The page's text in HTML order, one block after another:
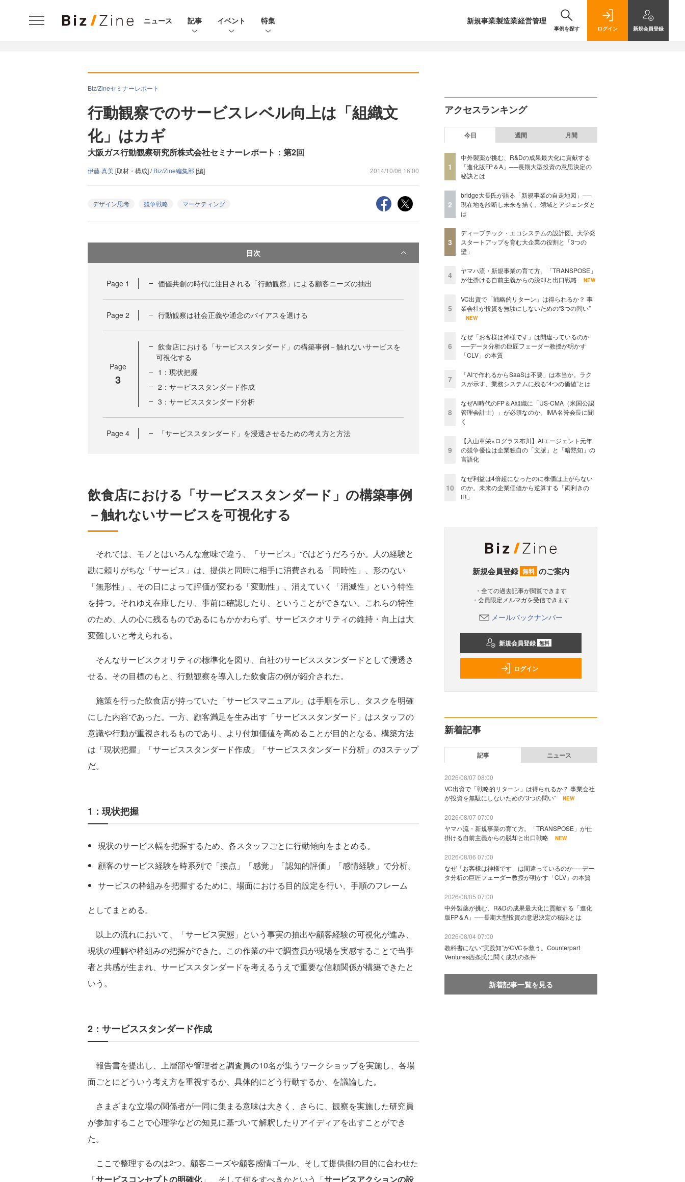
ニュース 記事 イベント 特集 新規事業製造業経営管理
事例を探す ログイン 新規会員登録
Biz/Zineセミナーレポート
行動観察でのサービスレベル向上は「組織文
化」はカギ
大阪ガス行動観察研究所株式会社セミナーレポート：第2回
伊藤 真美[取材・構成] /Biz/Zine編集部[編] 2014/10/06 16:00
デザイン思考 競争戦略 マーケティング
目次
Page 1 価値共創の時代に注目される「行動観察」による顧客ニーズの抽出
Page 2 行動観察は社会正義や通念のバイアスを退ける
Page
3
飲食店における「サービススタンダード」の構築事例－触れないサービスを
可視化する
1：現状把握
2：サービススタンダード作成
3：サービススタンダード分析
Page 4 「サービススタンダード」を浸透させるための考え方と方法
飲食店における「サービススタンダード」の構築事例
－触れないサービスを可視化する
それでは、モノとはいろんな意味で違う、「サービス」ではどうだろうか。人の経験と
勘に頼りがちな「サービス」は、提供と同時に相手に消費される「同時性」、形のない
「無形性」、その日によって評価が変わる「変動性」、消えていく「消滅性」という特性
を持つ。それゆえ在庫したり、事前に確認したり、ということができない。これらの特性
のため、人の心に残るものであるにもかかわらず、サービスクオリティの維持・向上は大
変難しいと考えられる。
そんなサービスクオリティの標準化を図り、自社のサービススタンダードとして浸透さ
せる。その目標のもと、行動観察を導入した飲食店の例が紹介された。
施策を行った飲食店が持っていた「サービスマニュアル」は手順を示し、タスクを明確
にした内容であった。一方、顧客満足を生み出す「サービススタンダード」はスタッフの
意識や行動が重視されるものであり、より付加価値を高めることが目的となる。構築方法
は「現状把握」「サービススタンダード作成」「サービススタンダード分析」の3ステップ
だ。
1：現状把握
現状のサービス幅を把握するため、各スタッフごとに行動傾向をまとめる。
顧客のサービス経験を時系列で「接点」「感覚」「認知的評価」「感情経験」で分析。
サービスの枠組みを把握するために、場面における目的設定を行い、手順のフレーム
としてまとめる。
以上の流れにおいて、「サービス実態」という事実の抽出や顧客経験の可視化が進み、
現状の理解や枠組みの把握ができた。この作業の中で調査員が現場を実感することで当事
者と共感が生まれ、サービススタンダードを考えるうえで重要な信頼関係が構築できたと
いう。
2：サービススタンダード作成
報告書を提出し、上層部や管理者と調査員の10名が集うワークショップを実施し、各場
面ごとにどういう考え方を重視するか、具体的にどう行動するか、を議論した。
さまざまな立場の関係者が一同に集まる意味は大きく、さらに、観察を実施した研究員
が参加することで心理学などの知見に基づいて解釈したりアイディアを出すことができ
た。
ここで整理するのは2つ。顧客ニーズや顧客感情ゴール、そして提供側の目的に合わせた
「サービスコンセプトの明確化」、そして何をすべきかという「サービスアクションの設
アクセスランキング
今日 週間 月間
1
中外製薬が挑む、R&Dの成果最大化に貢献する
「進化版FP＆A」──長期大型投資の意思決定の
秘訣とは
2
bridge大長氏が語る「新規事業の自走地図」──
現在地を診断し未来を描く、領域とアジェンダと
は
3
ディープテック・エコシステムの設計図。大学発
スタートアップを育む大企業の役割と「3つの
壁」
4
ヤマハ流・新規事業の育て方。「TRANSPOSE」
が仕掛ける自前主義からの脱却と出口戦略
NEW
5
VC出資で「戦略的リターン」は得られるか？ 事
業会社が投資を無駄にしないための“3つの問い”
NEW
6
なぜ「お客様は神様です」は間違っているのか
──データ分析の巨匠フェーダー教授が明かす
「CLV」の本質
7
「AIで作れるからSaaSは不要」は本当か。ラク
スが示す、業務システムに残る“4つの価値”とは
8
なぜAI時代のFP＆A組織に「US-CMA（米国公認
管理会計士）」が必須なのか。IMA名誉会長に聞
く
9
【入山章栄×ログラス布川】AIエージェント元年
の競争優位は企業独自の「文脈」と「暗黙知」の
言語化
10
なぜ利益は4倍超になったのに株価は上がらない
のか。未来の企業価値から逆算する「両利きの
IR」
新規会員登録 無料 のご案内
・全ての過去記事が閲覧できます
・会員限定メルマガを受信できます
メールバックナンバー
新規会員登録 無料
ログイン
新着記事
記事 ニュース
2026/08/07 08:00
VC出資で「戦略的リターン」は得られるか？ 事業会社
が投資を無駄にしないための“3つの問い”
NEW
2026/08/07 07:00
ヤマハ流・新規事業の育て方。「TRANSPOSE」が仕
掛ける自前主義からの脱却と出口戦略
NEW
2026/08/06 07:00
なぜ「お客様は神様です」は間違っているのか──デー
タ分析の巨匠フェーダー教授が明かす「CLV」の本質
2026/08/05 07:00
中外製薬が挑む、R&Dの成果最大化に貢献する「進化
版FP＆A」──長期大型投資の意思決定の秘訣とは
2026/08/04 07:00
教科書にない“実践知”がCVCを救う。Counterpart
Ventures西条氏に聞く成功の条件
新着記事一覧を見る